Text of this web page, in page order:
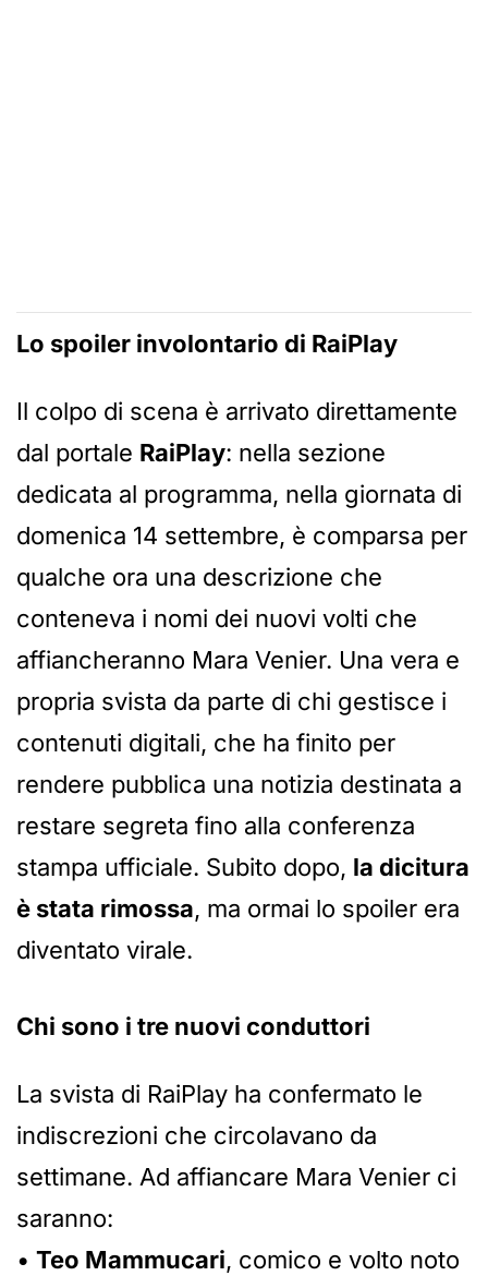
Lo spoiler involontario di RaiPlay
Il colpo di scena è arrivato direttamente
dal portale RaiPlay: nella sezione
dedicata al programma, nella giornata di
domenica 14 settembre, è comparsa per
qualche ora una descrizione che
conteneva i nomi dei nuovi volti che
affiancheranno Mara Venier. Una vera e
propria svista da parte di chi gestisce i
contenuti digitali, che ha finito per
rendere pubblica una notizia destinata a
restare segreta fino alla conferenza
stampa ufficiale. Subito dopo, la dicitura
è stata rimossa, ma ormai lo spoiler era
diventato virale.
Chi sono i tre nuovi conduttori
La svista di RaiPlay ha confermato le
indiscrezioni che circolavano da
settimane. Ad affiancare Mara Venier ci
saranno:
• Teo Mammucari, comico e volto noto